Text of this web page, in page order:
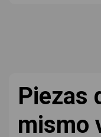
Piezas
mismo